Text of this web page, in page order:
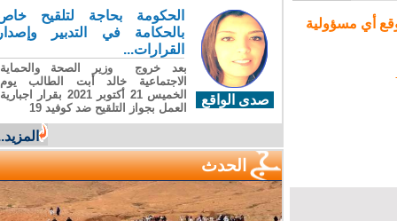
أي مسؤولية
صدى الواقع
الحكومة بحاجة لتلقيح خاص
بالحكامة في التدبير وإصدار
القرارات...
بعد خروج وزير الصحة والحماية
الاجتماعية خالد أبت الطالب يوم
الخميس 21 أكتوبر 2021 بقرار اجبارية
العمل بجواز التلقيح ضد كوفيد 19
المزيد...
الحدث